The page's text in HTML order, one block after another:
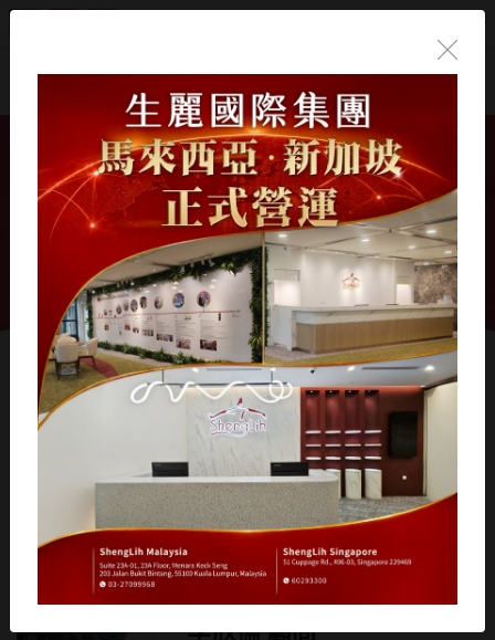
首頁/ 年度盛典/ 風雲人物
風雲人物
洪楹甄 顧問
女生一定要擁有自己的
事業，成為自己的肩膀
購車日期：2025-04
李欣儒 顧問